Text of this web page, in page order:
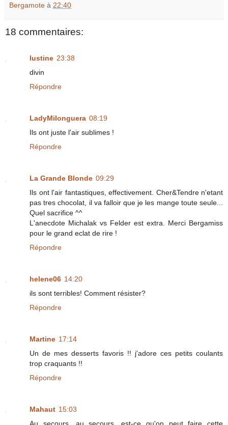
Bergamote à 22:40
18 commentaires:
lustine 23:38
divin
Répondre
LadyMilonguera 08:19
Ils ont juste l'air sublimes !
Répondre
La Grande Blonde 09:29
Ils ont l'air fantastiques, effectivement. Cher&Tendre n'etant
pas tres chocolat, il va falloir que je les mange toute seule...
Quel sacrifice ^^
L'anecdote Michalak vs Felder est extra. Merci Bergamiss
pour le grand eclat de rire !
Répondre
helene06 14:20
ils sont terribles! Comment résister?
Répondre
Martine 17:14
Un de mes desserts favoris !! j'adore ces petits coulants
trop craquants !!
Répondre
Mahaut 15:03